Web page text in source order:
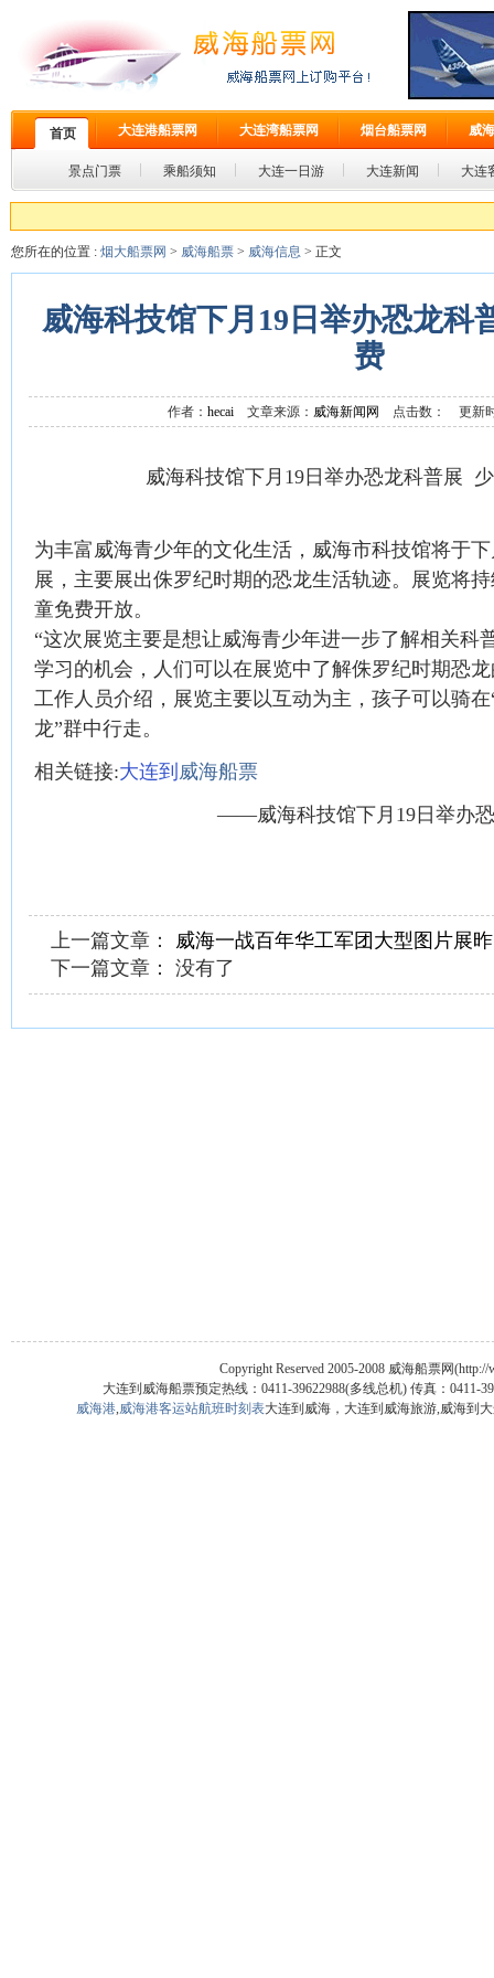
首页 大连港船票网 大连湾船票网 烟台船票网 威
景点门票 乘船须知 大连一日游 大连新闻 大连
您所在的位置 : 烟大船票网 > 威海船票 > 威海信息 > 正文
威海科技馆下月19日举办恐龙科
费
作者： hecai 文章来源： 威海新闻网 点击数： 更新
威海科技馆下月19日举办恐龙科普展
为丰富威海青少年的文化生活，威海市科技馆将于
展，主要展出侏罗纪时期的恐龙生活轨迹。展览将
童免费开放。
“这次展览主要是想让威海青少年进一步了解相关科
学习的机会，人们可以在展览中了解侏罗纪时期恐
工作人员介绍，展览主要以互动为主，孩子可以骑
龙”群中行走。
相关链接:大连到 威海船票
——威海科技馆下月19日举办
上一篇文章： 威海一战百年华工军团大型图片展
下一篇文章： 没有了
Copyright Reserved 2005-2008 威海船票网
大连到威海船票预定热线：0411-39622988(多线总机) 传真：
威海港,威海港客运站航班时刻表大连到威海，大连到威海旅游,威海到